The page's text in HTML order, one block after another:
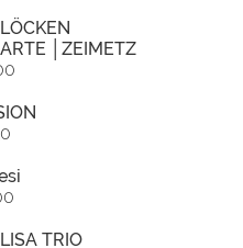
│ZEIMETZ
TRIO